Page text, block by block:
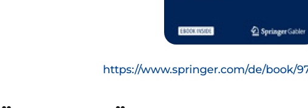
https://www.springer.com/de/book/